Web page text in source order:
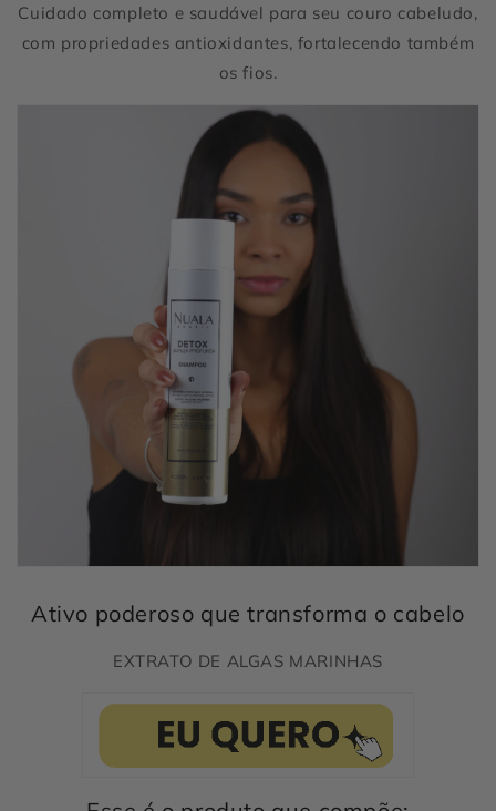
Cuidado completo e saudável para seu couro cabeludo,
com propriedades antioxidantes, fortalecendo também
os fios.
Ativo poderoso que transforma o cabelo
EXTRATO DE ALGAS MARINHAS